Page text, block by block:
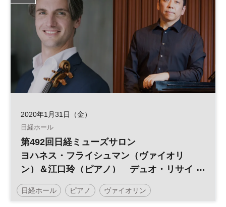
2020年1月31日（金）
日経ホール
第492回日経ミューズサロン
ヨハネス・フライシュマン（ヴァイオリ
ン）＆江口玲（ピアノ） デュオ・リサイ
タル
日経ホール ピアノ ヴァイオリン